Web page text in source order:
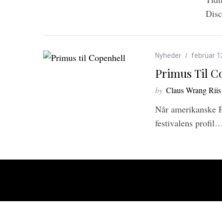
Nyheder februar
Primus Til
by Claus Wrang
Når amerikanske
festivalens
f